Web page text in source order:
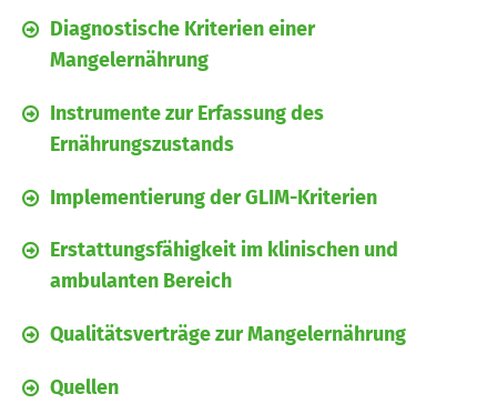
Diagnostische Kriterien einer
Mangelernährung
Instrumente zur Erfassung des
Ernährungszustands
Implementierung der GLIM-Kriterien
Erstattungsfähigkeit im klinischen und
ambulanten Bereich
Qualitätsverträge zur Mangelernährung
Quellen